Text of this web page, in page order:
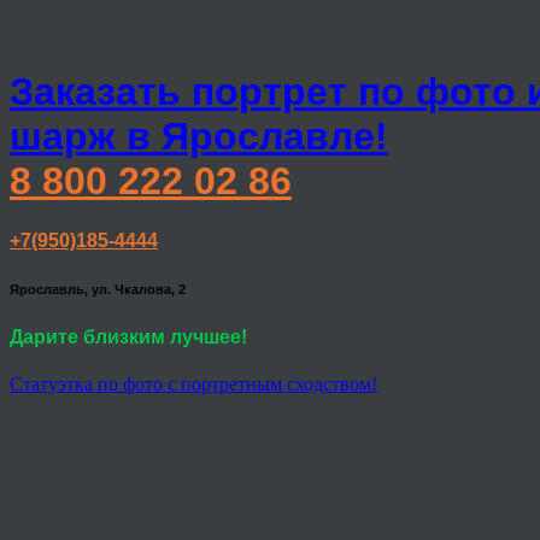
Заказать портрет по фото
шарж в Ярославле!
8 800 222 02 86
+7(950)185-4444
Ярославль, ул. Чкалова, 2
Дарите близким лучшее!
Статуэтка по фото с портретным сходством!